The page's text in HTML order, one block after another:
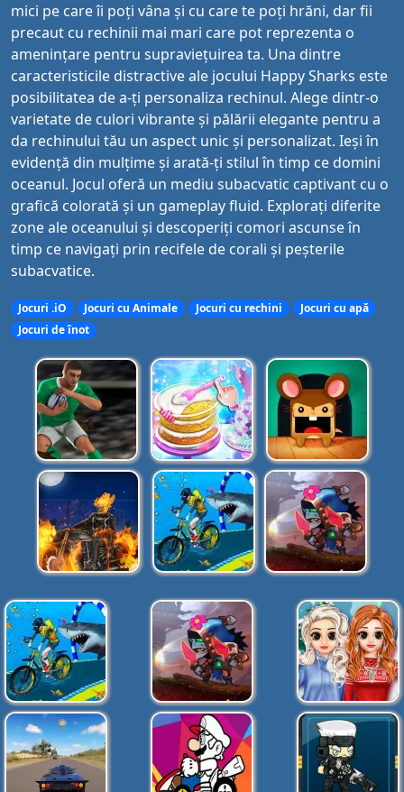
mici pe care îi poți vâna și cu care te poți hrăni, dar fii
precaut cu rechinii mai mari care pot reprezenta o
amenințare pentru supraviețuirea ta. Una dintre
caracteristicile distractive ale jocului Happy Sharks este
posibilitatea de a-ți personaliza rechinul. Alege dintr-o
varietate de culori vibrante și pălării elegante pentru a
da rechinului tău un aspect unic și personalizat. Ieși în
evidență din mulțime și arată-ți stilul în timp ce domini
oceanul. Jocul oferă un mediu subacvatic captivant cu o
grafică colorată și un gameplay fluid. Explorați diferite
zone ale oceanului și descoperiți comori ascunse în
timp ce navigați prin recifele de corali și peșterile
subacvatice.
Jocuri .iO Jocuri cu Animale Jocuri cu rechini
Jocuri cu apă
Jocuri de înot